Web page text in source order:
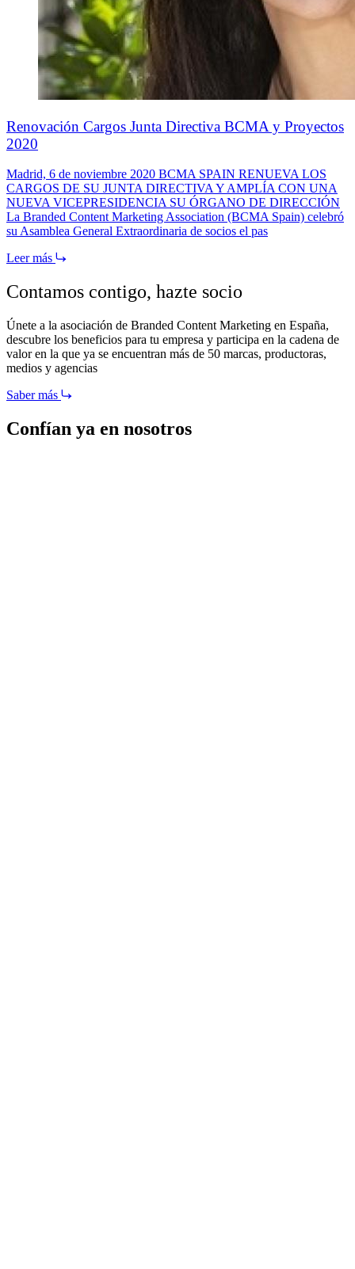
Renovación Cargos Junta Directiva BCMA y Proyectos
2020
Madrid, 6 de noviembre 2020 BCMA SPAIN RENUEVA LOS
CARGOS DE SU JUNTA DIRECTIVA Y AMPLÍA CON UNA
NUEVA VICEPRESIDENCIA SU ÓRGANO DE DIRECCIÓN
La Branded Content Marketing Association (BCMA Spain) celebró
su Asamblea General Extraordinaria de socios el pas
Leer más
Contamos contigo, hazte socio
Únete a la asociación de Branded Content Marketing en España,
descubre los beneficios para tu empresa y participa en la cadena de
valor en la que ya se encuentran más de 50 marcas, productoras,
medios y agencias
Saber más
Confían ya en nosotros